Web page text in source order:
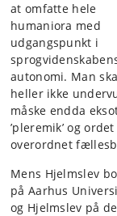
at omfatte hele
humaniora med
udgangspunkt i
autonomi. Man
heller ikke
måske endda
’pleremik’ og
overordnet
Mens Hjelmslev
på Aarhus
og Hjelmslev på